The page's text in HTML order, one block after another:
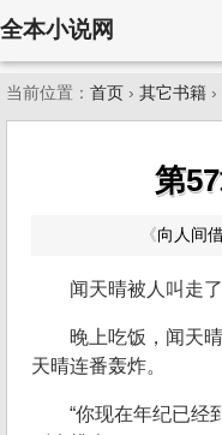
全本小说网
当前位置： 首页 › 其它书籍 ›
第
《向人间
闻天晴被人叫走了
晚上吃饭，闻天
天晴连番轰炸。
“你现在年纪已经